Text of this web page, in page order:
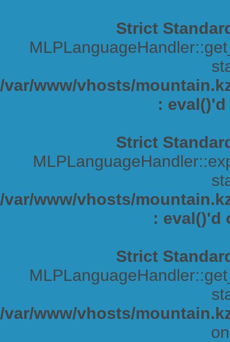
Strict
/var/www/vhosts/
:
Strict
/var/www/vhosts/
: eval()'d
Strict
/var/www/vhosts/